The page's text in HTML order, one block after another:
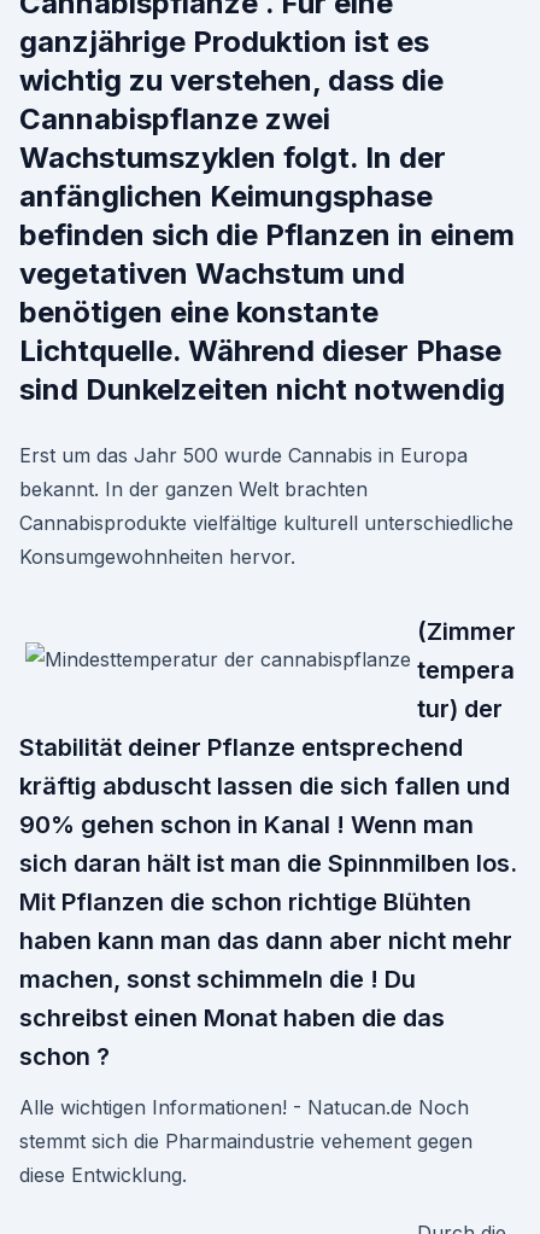
ganzjährige Produktion ist es
wichtig zu verstehen, dass die
Cannabispflanze zwei
Wachstumszyklen folgt. In der
anfänglichen Keimungsphase
befinden sich die Pflanzen in einem
vegetativen Wachstum und
benötigen eine konstante
Lichtquelle. Während dieser Phase
sind Dunkelzeiten nicht notwendig
Erst um das Jahr 500 wurde Cannabis in Europa
bekannt. In der ganzen Welt brachten
Cannabisprodukte vielfältige kulturell unterschiedliche
Konsumgewohnheiten hervor.
(Zimmer
tempera
tur) der
Stabilität deiner Pflanze entsprechend
kräftig abduscht lassen die sich fallen und
90% gehen schon in Kanal ! Wenn man
sich daran hält ist man die Spinnmilben los.
Mit Pflanzen die schon richtige Blühten
haben kann man das dann aber nicht mehr
machen, sonst schimmeln die ! Du
schreibst einen Monat haben die das
schon ?
Alle wichtigen Informationen! - Natucan.de Noch
stemmt sich die Pharmaindustrie vehement gegen
diese Entwicklung.